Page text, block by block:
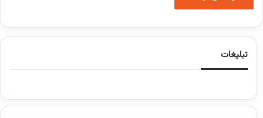
تبلیغات